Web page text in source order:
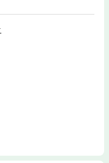
ートなスキルの数々をゲ
、元おっさんは縦横無尽